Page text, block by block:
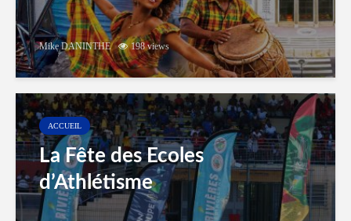
Mike DANINTHE 198 views
ACCUEIL
La Fête des Ecoles
d’Athlétisme